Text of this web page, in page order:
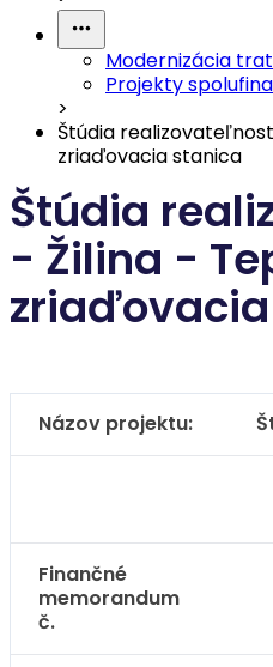
Modernizácia
Projekty
>
Štúdia
zriaďovacia stanica
Štúdia
- Žilina -
Názov projektu:
Finančné
memorandum
č.